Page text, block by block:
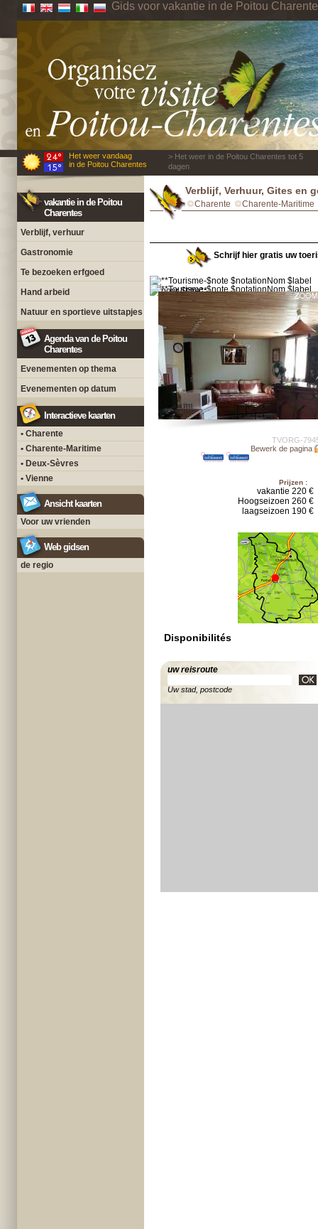
Gids voor vakantie in de Poitou
Het weer vandaag
in de Poitou Charentes
> Het weer in de Poitou Charentes tot 5
dagen
vakantie in de Poitou
Charentes
Verblijf, verhuur
Gastronomie
Te bezoeken erfgoed
Hand arbeid
Natuur en sportieve uitstapjes
Agenda van de Poitou
Charentes
Evenementen op thema
Evenementen op datum
Interactieve kaarten
• Charente
• Charente-Maritime
• Deux-Sèvres
• Vienne
Ansicht kaarten
Voor uw vrienden
Web gidsen
de regio
Verblijf, Verhuur, Gites en
Charente Charente-Maritime
Schrijf hier gratis uw
TVORG-
Bewerk de pagina
Prijzen :
vakantie 220 €
Hoogseizoen 260 €
laagseizoen 190 €
Disponibilités
uw reisroute
Uw stad, postcode